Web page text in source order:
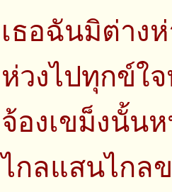
เธอฉันมิต่าง
ห่วงไปทุกข์ใ
จ้องเขม็งนั้น
ไกลแสนไกล